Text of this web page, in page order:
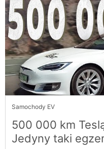
Samochody EV
500 000 km
Jedyny taki